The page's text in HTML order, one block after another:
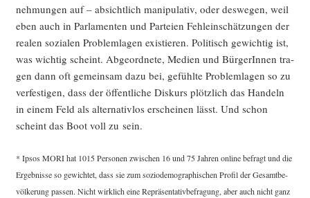
neh­mun­gen auf – absicht­lich mani­pu­la­tiv, oder des­we­gen, weil
eben auch in Par­la­men­ten und Par­tei­en Fehl­ein­schät­zun­gen der
rea­len sozia­len Pro­blem­la­gen exis­tie­ren. Poli­tisch gewich­tig ist,
was wich­tig scheint. Abge­ord­ne­te, Medi­en und Bür­ge­rIn­nen tra­
gen dann oft gemein­sam dazu bei, gefühl­te Pro­blem­la­gen so zu
ver­fes­ti­gen, dass der öffent­li­che Dis­kurs plötz­lich das Han­deln
in einem Feld als alter­na­tiv­los erschei­nen lässt. Und schon
scheint das Boot voll zu sein.
* Ipsos MORI hat 1015 Per­so­nen zwi­schen 16 und 75 Jah­ren online befragt und die
Ergeb­nis­se so gewich­tet, dass sie zum sozio­de­mo­gra­phi­schen Pro­fil der Gesamt­be­
völ­ke­rung pas­sen. Nicht wirk­lich eine Reprä­sen­ta­tiv­be­fra­gung, aber auch nicht ganz